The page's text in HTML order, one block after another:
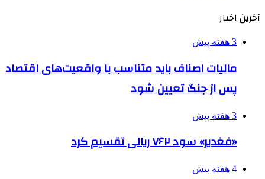
آخرین اخبار
3 هفته پیش
مالیات اصناف باید متناسب با واقعیت‌های اقتصاد
پس از جنگ تعیین شود
3 هفته پیش
«فغدیر» سود ۷۶۲ ریالی تقسیم کرد
4 هفته پیش